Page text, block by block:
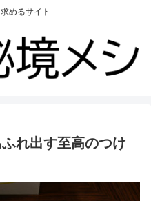
めるサイト
れ出す至高のつけ